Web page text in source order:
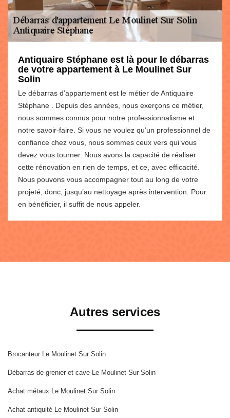
Antiquaire Stéphane est là pour le débarras
de votre appartement à Le Moulinet Sur
Solin
Le débarras d’appartement est le métier de Antiquaire
Stéphane . Depuis des années, nous exerçons ce métier,
nous sommes connus pour notre professionnalisme et
notre savoir-faire. Si vous ne voulez qu’un professionnel de
confiance chez vous, nous sommes ceux vers qui vous
devez vous tourner. Nous avons la capacité de réaliser
cette rénovation en rien de temps, et ce, avec efficacité.
Nous pouvons vous accompagner tout au long de votre
projeté, donc, jusqu’au nettoyage après intervention. Pour
en bénéficier, il suffit de nous appeler.
Autres services
Brocanteur Le Moulinet Sur Solin
Débarras de grenier et cave Le Moulinet Sur Solin
Achat métaux Le Moulinet Sur Solin
Achat antiquité Le Moulinet Sur Solin